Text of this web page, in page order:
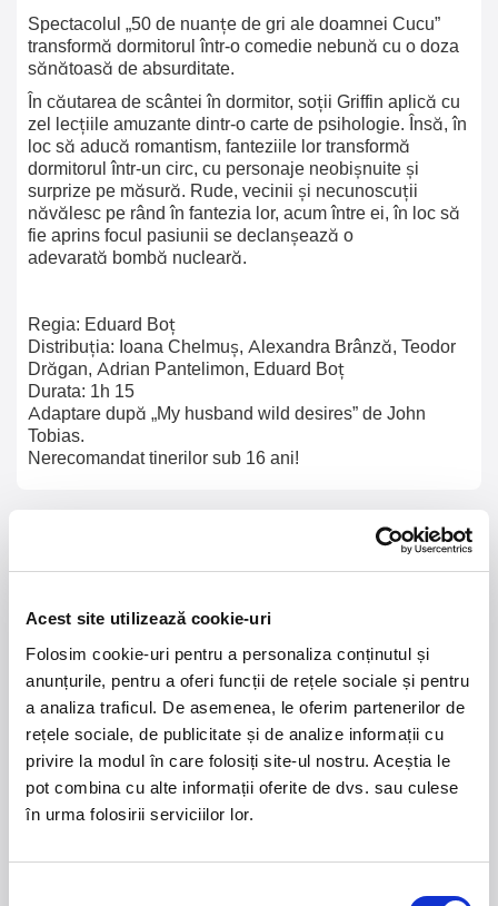
Acest site utilizează cookie-uri
Folosim cookie-uri pentru a personaliza conținutul și
anunțurile, pentru a oferi funcții de rețele sociale și pentru
a analiza traficul. De asemenea, le oferim partenerilor de
rețele sociale, de publicitate și de analize informații cu
privire la modul în care folosiți site-ul nostru. Aceștia le
pot combina cu alte informații oferite de dvs. sau culese
în urma folosirii serviciilor lor.
Spectacolul „50 de nuanțe de gri ale doamnei Cucu”
transformă dormitorul într-o comedie nebună cu o doza
sănătoasă de absurditate.
În căutarea de scântei în dormitor, soții Griffin aplică cu
zel lecțiile amuzante dintr-o carte de psihologie. Însă, în
loc să aducă romantism, fanteziile lor transformă
dormitorul într-un circ, cu personaje neobișnuite și
surprize pe măsură. Rude, vecinii și necunoscuții
năvălesc pe rând în fantezia lor, acum între ei, în loc să
fie aprins focul pasiunii se declanșează o
adevarată bombă nucleară.
Regia: Eduard Boț
Distribuția: Ioana Chelmuș, Alexandra Brânză, Teodor
Drăgan, Adrian Pantelimon, Eduard Boț
Durata: 1h 15
Adaptare după „My husband wild desires” de John
Tobias.
Nerecomandat tinerilor sub 16 ani!
Vita Tour
Sala Palatului, Bucuresti
Summer Well 2026
Domeniul Stirbey Voda, Buftea
MASTERS OF
CLASSIC
Trends